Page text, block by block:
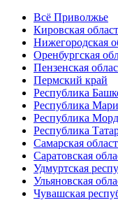
Всё Приволжье
Кировская
Нижегородская
Оренбургская
Пензенская
Пермский край
Республика
Республика
Республика
Республика
Самарская
Саратовская
Удмуртская
Ульяновская
Чувашская